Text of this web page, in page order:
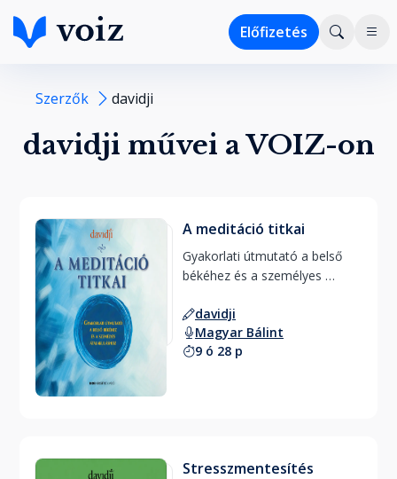
Előfizetés
Szerzők davidji
davidji művei a VOIZ-on
A meditáció titkai
Gyakorlati útmutató a belső
békéhez és a személyes
davidji
Magyar Bálint
9 ó 28 p
Stresszmentesítés